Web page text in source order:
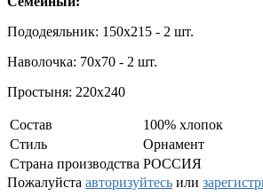
Пододеяльник: 150x215 - 2 шт.
Наволочка: 70x70 - 2 шт.
Простыня: 220x240
Состав
100% хлопок
Стиль
Орнамент
Страна производства РОССИЯ
Пожалуйста авторизуйтесь или